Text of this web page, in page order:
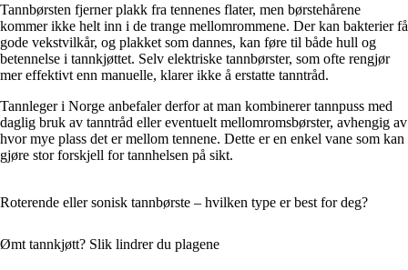
Tannbørsten fjerner plakk fra tennenes flater, men børstehårene
kommer ikke helt inn i de trange mellomrommene. Der kan bakterier få
gode vekstvilkår, og plakket som dannes, kan føre til både hull og
betennelse i tannkjøttet. Selv elektriske tannbørster, som ofte rengjør
mer effektivt enn manuelle, klarer ikke å erstatte tanntråd.
Tannleger i Norge anbefaler derfor at man kombinerer tannpuss med
daglig bruk av tanntråd eller eventuelt mellomromsbørster, avhengig av
hvor mye plass det er mellom tennene. Dette er en enkel vane som kan
gjøre stor forskjell for tannhelsen på sikt.
Roterende eller sonisk tannbørste – hvilken type er best for deg?
Ømt tannkjøtt? Slik lindrer du plagene